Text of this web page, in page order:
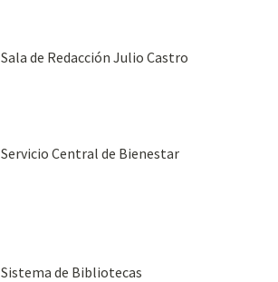
Sala de Redacción Julio Castro
Servicio Central de Bienestar
Sistema de Bibliotecas